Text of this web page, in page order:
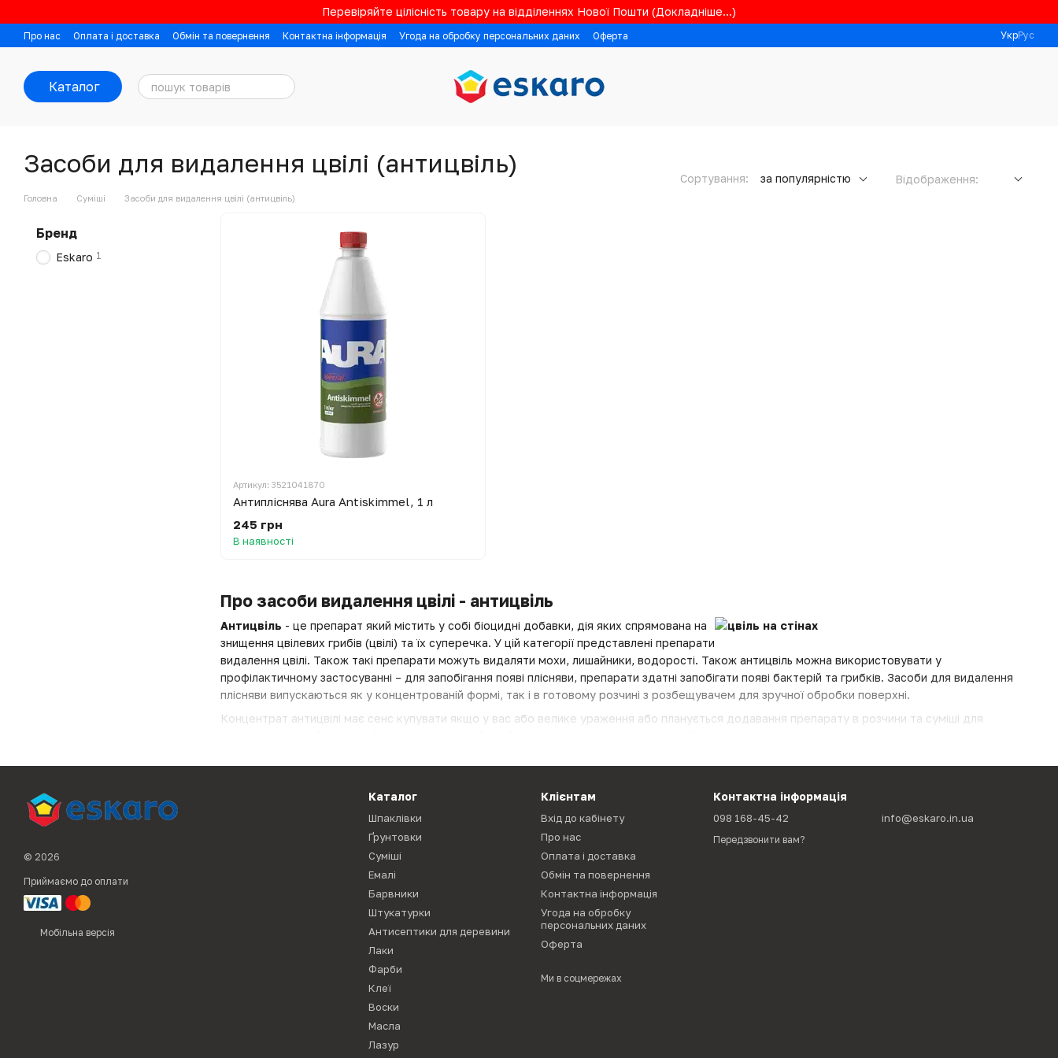
Перевіряйте цілісність товару на відділеннях Нової Пошти (Докладніше...)
Про нас Оплата і доставка Обмін та повернення Контактна інформація Угода на обробку персональних даних Оферта УкрРус
Каталог
Засоби для видалення цвілі (антицвіль)
Головна Суміші Засоби для видалення цвілі (антицвіль)
Сортування: за популярністю Відображення:
Про засоби видалення цвілі - антицвіль
Антицвіль - це препарат який містить у собі біоцидні добавки, дія яких спрямована на
знищення цвілевих грибів (цвілі) та їх суперечка. У цій категорії представлені препарати
видалення цвілі. Також такі препарати можуть видаляти мохи, лишайники, водорості. Також антицвіль можна використовувати у
профілактичному застосуванні – для запобігання появі плісняви, препарати здатні запобігати появі бактерій та грибків. Засоби для видалення
плісняви випускаються як у концентрованій формі, так і в готовому розчині з розбещувачем для зручної обробки поверхні.
Концентрат антицвілі має сенс купувати якщо у вас або велике ураження або планується додавання препарату в розчини та суміші для
компанії.
Артикул: 3521041870
Антипліснява Aura Antiskimmel, 1 л
245 грн
В наявності
Бренд
Eskaro 1
© 2026
Приймаємо до оплати
Мобільна версія
Каталог
Шпаклівки
Ґрунтовки
Суміші
Емалі
Барвники
Штукатурки
Антисептики для деревини
Лаки
Фарби
Клеї
Воски
Масла
Лазур
Клієнтам
Вхід до кабінету
Про нас
Оплата і доставка
Обмін та повернення
Контактна інформація
Угода на обробку
персональних даних
Оферта
Ми в соцмережах
Контактна інформація
098 168-45-42
Передзвонити вам?
info@eskaro.in.ua